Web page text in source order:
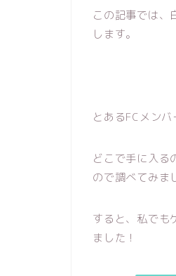
この記事では、
します。
とあるFCメン
どこで手に入る
ので調べてみま
すると、私でも
ました！